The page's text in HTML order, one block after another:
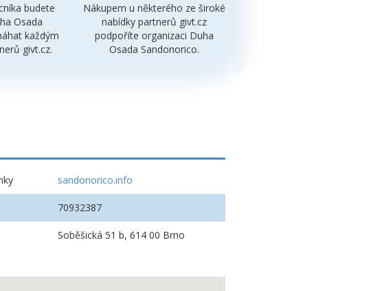
budete
Osada
každým
givt.cz.
Nákupem u některého ze široké
nabídky partnerů givt.cz
podpoříte organizaci Duha
Osada Sandonorico.
sandonorico.info
70932387
Soběšická 51 b, 614 00 Brno